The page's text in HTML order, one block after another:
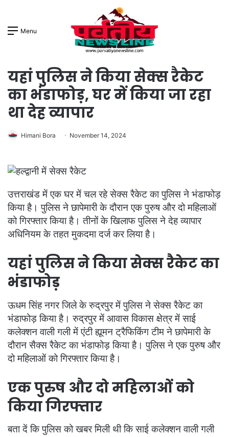
Menu
यहां पुलिस ने किया सेक्स रैकेट
का भंडाफोड़, घर में किया जा रहा
था देह व्यापार
Himani Bora November 14, 2024
उत्तराखंड में एक घर में चल रहे सेक्स रैकेट का पुलिस ने भंडाफोड़
किया है। पुलिस ने छापेमारी के दौरान एक पुरुष और दो महिलाओं
को गिरफ्तार किया है। तीनों के खिलाफ पुलिस ने देह व्यापार
अधिनियम के तहत मुकदमा दर्ज कर लिया है।
यहां पुलिस ने किया सेक्स रैकेट का
भंडाफोड़
ऊधम सिंह नगर जिले के रुद्रपुर में पुलिस ने सेक्स रैकेट का
भंडाफोड़ किया है। रुद्रपुर में आवास विकास क्षेत्र में साई
कलेक्शन वाली गली में एंटी ह्यूमन ट्रैफिकिंग टीम ने छापेमारी के
दौरान सैक्स रैकेट का भंडाफोड़ किया है। पुलिस ने एक पुरुष और
दो महिलाओं को गिरफ्तार किया है।
एक पुरुष और दो महिलाओं को
किया गिरफ्तार
बता दें कि पुलिस को खबर मिली थी कि साई कलेक्शन वाली गली